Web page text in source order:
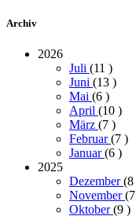
Archiv
2026
Juli (11 )
Juni (13 )
Mai (6 )
April (10 )
März (7 )
Februar(7 )
Januar(6 )
2025
Dezember(8
November(7
Oktober(9 )